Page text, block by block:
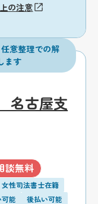
の注意
意整理での解
ます
名古屋支
談無料
性司法書士在籍
能 後払い可能